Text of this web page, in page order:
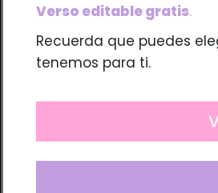
Verso editable gratis.
Recuerda que puedes
tenemos para ti.